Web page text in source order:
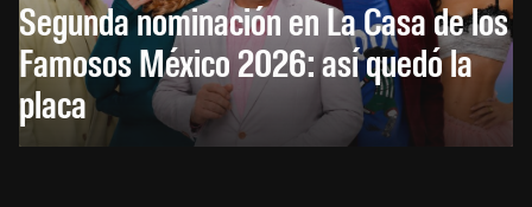
Segunda nominación en La Casa de los
Famosos México 2026: así quedó la
placa